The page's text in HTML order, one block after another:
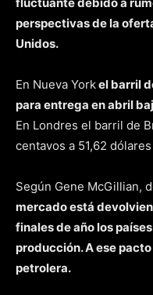
perspectivas de la
Unidos.
En Nueva Yorkel barril
para entrega en abril
En Londres el barril de
centavos a 51,62
Según Gene McGillian,
mercado está
finales de año los
producción. A ese
petrolera.